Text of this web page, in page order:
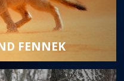
FENNEK